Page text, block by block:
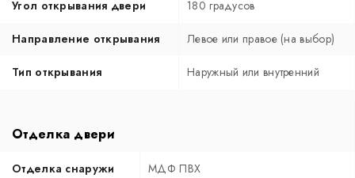
Угол открывания двери 180 градусов
Направление открывания Левое или правое (на выбор)
Тип открывания Наружный или внутренний
Отделка двери
Отделка снаружи МДФ ПВХ